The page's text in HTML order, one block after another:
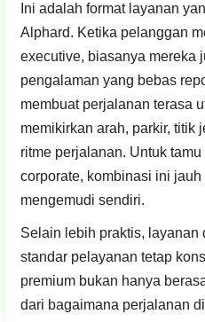
Ini adalah format layanan
Alphard. Ketika pelanggan
executive, biasanya mereka
pengalaman yang bebas
membuat perjalanan terasa
memikirkan arah, parkir, titik
ritme perjalanan. Untuk
corporate, kombinasi ini
mengemudi sendiri.
Selain lebih praktis, layanan
standar pelayanan tetap
premium bukan hanya
dari bagaimana perjalanan